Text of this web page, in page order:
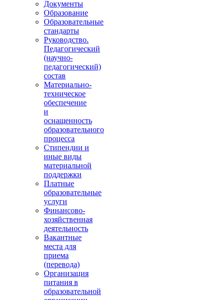
Документы
Образование
Образовательные
стандарты
Руководство.
Педагогический
(научно-
педагогический)
состав
Материально-
техническое
обеспечение
и
оснащенность
образовательного
процесса
Стипендии и
иные виды
материальной
поддержки
Платные
образовательные
услуги
Финансово-
хозяйственная
деятельность
Вакантные
места для
приема
(перевода)
Организация
питания в
образовательной